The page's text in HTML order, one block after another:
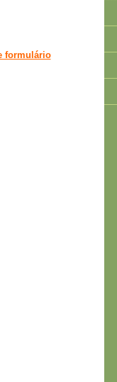
formulário